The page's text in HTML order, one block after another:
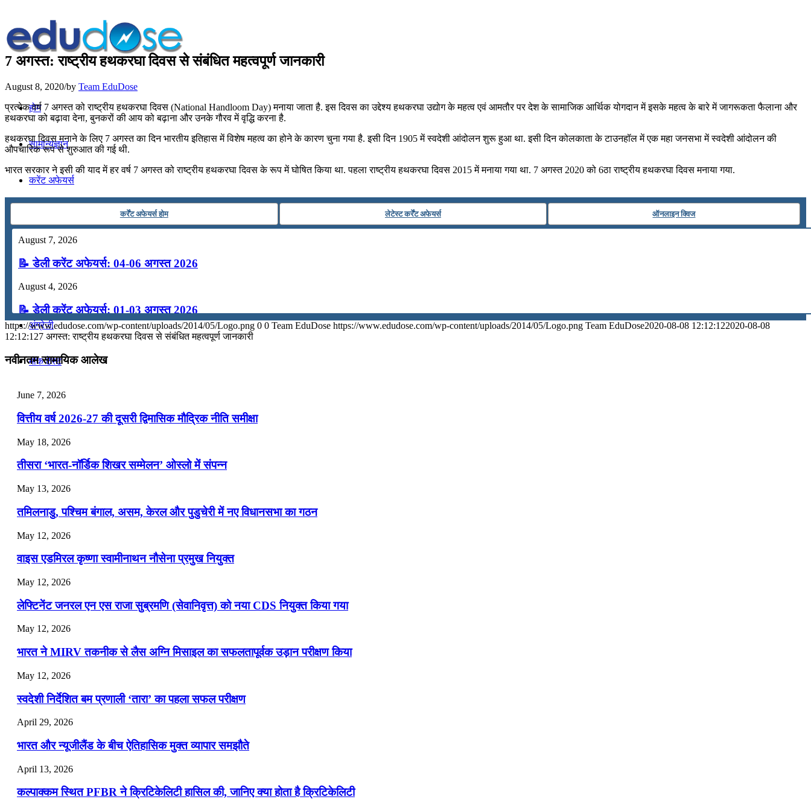
होम
सामान्यज्ञान
करेंट अफेयर्स
कंप्यूटर
अंग्रेजी
मॉक टेस्ट
टुडेज जीके
7 अगस्त: राष्ट्रीय हथकरघा दिवस से संबंधित महत्वपूर्ण जानकारी
August 8, 2020/by Team EduDose
प्रत्येक वर्ष 7 अगस्त को राष्ट्रीय हथकरघा दिवस (National Handloom Day) मनाया जाता है. इस दिवस का उद्देश्य हथकरघा उद्योग के महत्व एवं आमतौर पर देश के सामाजिक आर्थिक योगदान में इसके महत्व के बारे में जागरूकता फैलाना और
हथकरघा को बढ़ावा देना, बुनकरों की आय को बढ़ाना और उनके गौरव में वृद्धि करना है.
हथकरघा दिवस मनाने के लिए 7 अगस्‍त का दिन भारतीय इतिहास में विशेष महत्‍व का होने के कारण चुना गया है. इसी दिन 1905 में स्‍वदेशी आंदोलन शुरू हुआ था. इसी दिन कोलकाता के टाउनहॉल में एक महा जनसभा में स्वदेशी आंदोलन की
औपचारिक रूप से शुरुआत की गई थी.
भारत सरकार ने इसी की याद में हर वर्ष 7 अगस्त को राष्ट्रीय हथकरघा दिवस के रूप में घोषित किया था. पहला राष्ट्रीय हथकरघा दिवस 2015 में मनाया गया था. 7 अगस्त 2020 को 6ठा राष्ट्रीय हथकरघा दिवस मनाया गया.
कर्रेंट अफेयर्स होम लेटेस्ट कर्रेंट अफेयर्स ऑनलाइन क्विज
August 7, 2026
📝 डेली करेंट अफेयर्स: 04-06 अगस्त 2026
August 4, 2026
📝 डेली करेंट अफेयर्स: 01-03 अगस्त 2026
July 31, 2026
📝 डेली करेंट अफेयर्स: 28-31 जुलाई 2026
📝 डेली करेंट अफेयर्स: 25-27 जुलाई 2026
July 25, 2026
📝 डेली करेंट अफेयर्स: 22-24 जुलाई 2026
July 22, 2026
📝 डेली करेंट अफेयर्स: 19-21 जुलाई 2026
July 19, 2026
📝 डेली करेंट अफेयर्स: 16-18 जुलाई 2026
https://www.edudose.com/wp-content/uploads/2014/05/Logo.png 0 0 Team EduDose https://www.edudose.com/wp-content/uploads/2014/05/Logo.png Team EduDose2020-08-08 12:12:122020-08-08
12:12:127 अगस्त: राष्ट्रीय हथकरघा दिवस से संबंधित महत्वपूर्ण जानकारी
नवीनतम सामायिक आलेख
June 7, 2026
वित्तीय वर्ष 2026-27 की दूसरी द्विमासिक मौद्रिक नीति समीक्षा
May 18, 2026
तीसरा ‘भारत-नॉर्डिक शिखर सम्मेलन’ ओस्लो में संपन्न
May 13, 2026
तमिलनाडु, पश्चिम बंगाल, असम, केरल और पुडुचेरी में नए विधानसभा का गठन
May 12, 2026
वाइस एडमिरल कृष्णा स्वामीनाथन नौसेना प्रमुख नियुक्त
May 12, 2026
लेफ्टिनेंट जनरल एन एस राजा सुब्रमणि (सेवानिवृत्त) को नया CDS नियुक्त किया गया
May 12, 2026
भारत ने MIRV तकनीक से लैस अग्नि मिसाइल का सफलतापूर्वक उड़ान परीक्षण किया
May 12, 2026
स्वदेशी निर्देशित बम प्रणाली ‘तारा’ का पहला सफल परीक्षण
April 29, 2026
भारत और न्यूजीलैंड के बीच ऐतिहासिक मुक्त व्यापार समझौते
April 13, 2026
कल्पाक्कम स्थित PFBR ने क्रिटिकेलिटी हासिल की, जानिए क्या होता है क्रिटिकेलिटी